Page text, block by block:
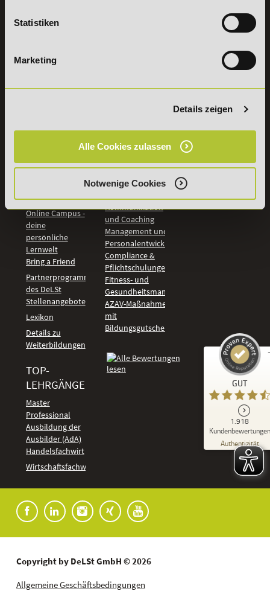
Statistiken
Marketing
Details zeigen
Alle Cookies zulassen
Notwenige Cookies
Vertrag
INFORMATIONEN
DeLSt
Studieninfos
Fördermöglichkeiten
Bildungsgutschein
Check
Online Campus -
deine
persönliche
Lernwelt
Bring a Friend
Partnerprogramm
des DeLSt
Stellenangebote
Lexikon
Details zu
Weiterbildungen
TOP-
LEHRGÄNGE
Master
Professional
Ausbildung der
Ausbilder (AdA)
Handelsfachwirt
Wirtschaftsfachwirt
IHK-
Digitales Lernen
Intelligenz
Marketing und
Kommunikation
und Coaching
Management und
Personalentwicklung
Compliance &
Pflichtschulungen
Fitness- und
Gesundheitsmanagement
AZAV-Maßnahmen
mit
Bildungsgutschein
GUT
1.918
Kundenbewertungen
Authentizität
Kundenbewertungen und Erfahrungen zu
DeLSt - Deutsches eLearning Studieninstitut
92
%
Empfehlungen auf
ProvenExpert.com
91
anderen Quellen
Copyright by DeLSt GmbH © 2026
Allgemeine Geschäftsbedingungen